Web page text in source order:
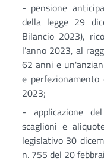
- pensione
della legge 29
Bilancio 2023),
l’anno 2023, al
62 anni e
e
2023;
- applicazione
scaglioni e
legislativo 30
n. 755 del 20